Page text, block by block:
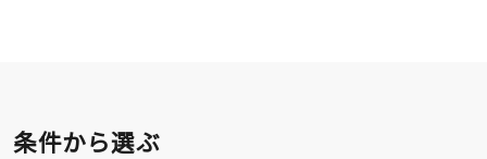
条件から選ぶ